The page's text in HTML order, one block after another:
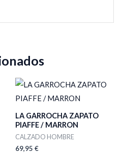
LA GARROCHA ZAPATO
PIAFFE / MARRON
CALZADO HOMBRE
69,95 €